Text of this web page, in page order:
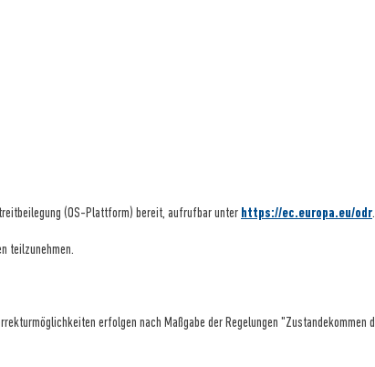
(OS-Plattform) bereit, aufrufbar unter https://ec.europa.eu/odr.
teilzunehmen.
erfolgen nach Maßgabe der Regelungen "Zustandekommen